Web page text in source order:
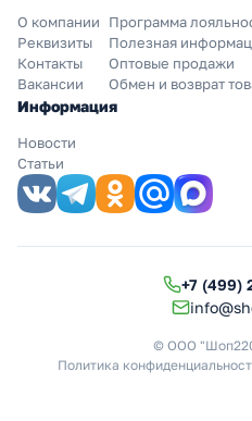
О компании
Реквизиты
Контакты
Вакансии
Программа
Полезная
Оптовые продажи
Обмен и возврат
Информация
Новости
Статьи
+7 (499)
© ООО
Политика